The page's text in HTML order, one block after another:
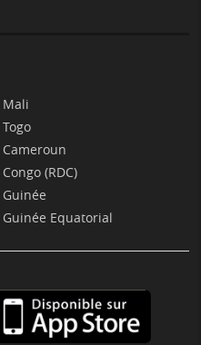
Mali
Togo
Cameroun
Congo (RDC)
Guinée
Guinée Equatorial